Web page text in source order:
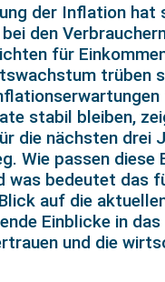
der Inflation hat
den
für
trüben
stabil bleiben,
die nächsten drei
Wie passen diese
was bedeutet das
auf die
Einblicke in das
und die